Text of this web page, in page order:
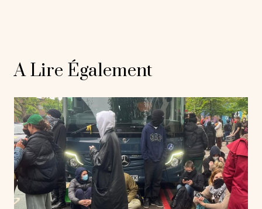
A Lire Également